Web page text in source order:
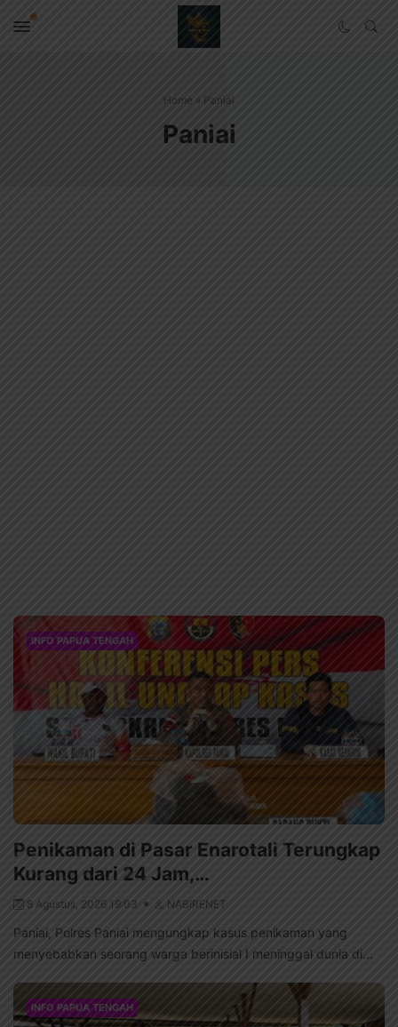
Home » Paniai
Paniai
INFO PAPUA TENGAH
Penikaman di Pasar Enarotali Terungkap
Kurang dari 24 Jam,…
8 Agustus, 2026 19:03 NABIRENET
Paniai, Polres Paniai mengungkap kasus penikaman yang
menyebabkan seorang warga berinisial I meninggal dunia di...
INFO PAPUA TENGAH